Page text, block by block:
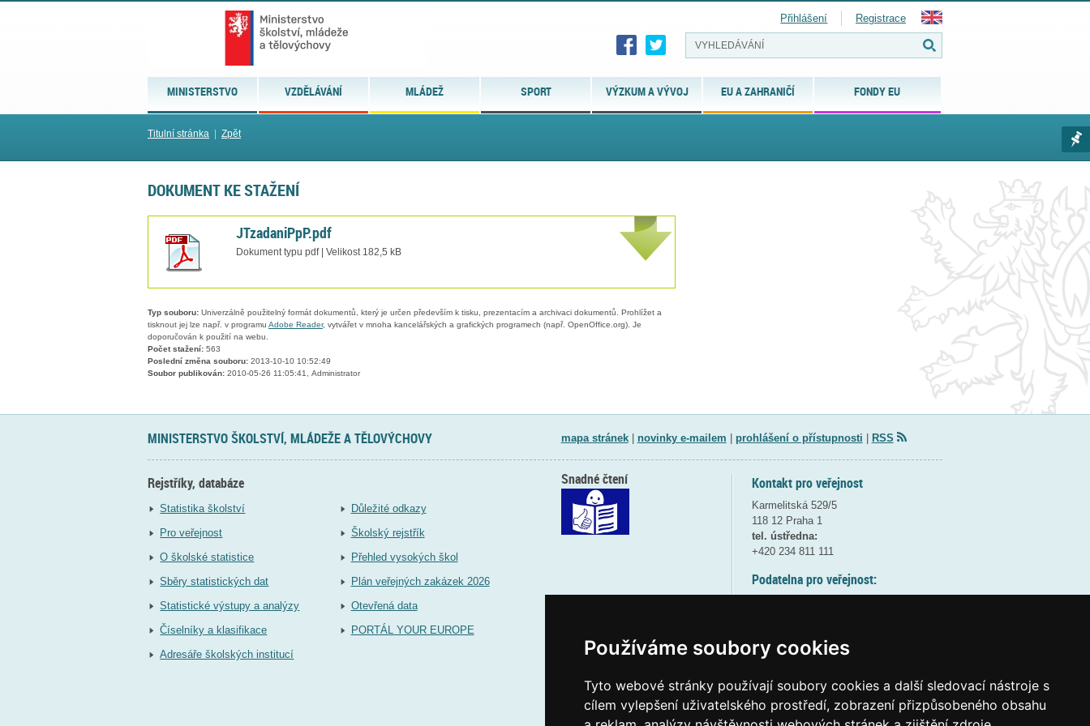
Používáme soubory cookies
Tyto webové stránky používají soubory cookies a další sledovací nástroje s
cílem vylepšení uživatelského prostředí, zobrazení přizpůsobeného obsahu
MINISTERSTVO VZDĚLÁVÁNÍ MLÁDEŽ SPORT VÝZKUM A VÝVOJ EU A ZAHRANIČÍ FONDY EU
Přihlášení Registrace
Titulní stránka Zpět
DOKUMENT KE STAŽENÍ
JTzadaniPpP.pdf
Dokument typu pdf | Velikost 182,5 kB
Typ souboru: Univerzálně použitelný formát dokumentů, který je určen především k tisku, prezentacím a archivaci dokumentů. Prohlížet a
tisknout jej lze např. v programu Adobe Reader, vytvářet v mnoha kancelářských a grafických programech (např. OpenOffice.org). Je
doporučován k použití na webu.
Počet stažení: 563
Poslední změna souboru: 2013-10-10 10:52:49
Soubor publikován: 2010-05-26 11:05:41, Administrator
MINISTERSTVO ŠKOLSTVÍ, MLÁDEŽE A TĚLOVÝCHOVY mapa stránek| novinky e-mailem prohlášení o přístupnosti RSS
Rejstříky, databáze
Statistika školství
Pro veřejnost
O školské statistice
Sběry statistických dat
Statistické výstupy a analýzy
Číselníky a klasifikace
Adresáře školských institucí
Důležité odkazy
Školský rejstřík
Přehled vysokých škol
Plán veřejných zakázek 2026
Otevřená data
PORTÁL YOUR EUROPE
Kontakt pro veřejnost
Karmelitská 529/5
118 12 Praha 1
tel. ústředna:
+420 234 811 111
Podatelna pro veřejnost:
(více informací
Elektronická podatelna:
Snadné čtení